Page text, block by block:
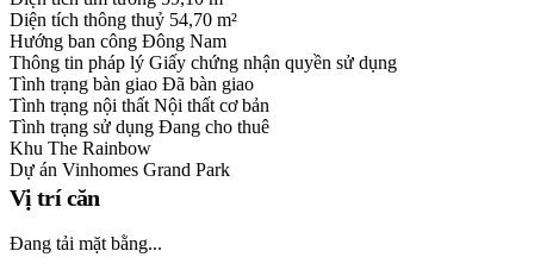
Diện tích thông thuỷ 54,70 m²
Hướng ban công Đông Nam
Thông tin pháp lý Giấy chứng nhận quyền sử dụng
Tình trạng bàn giao Đã bàn giao
Tình trạng nội thất Nội thất cơ bản
Tình trạng sử dụng Đang cho thuê
Khu The Rainbow
Dự án Vinhomes Grand Park
Vị trí căn
Đang tải mặt bằng...